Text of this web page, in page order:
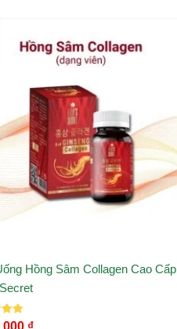
Hồng Sâm Collagen Cao Cấp
₫